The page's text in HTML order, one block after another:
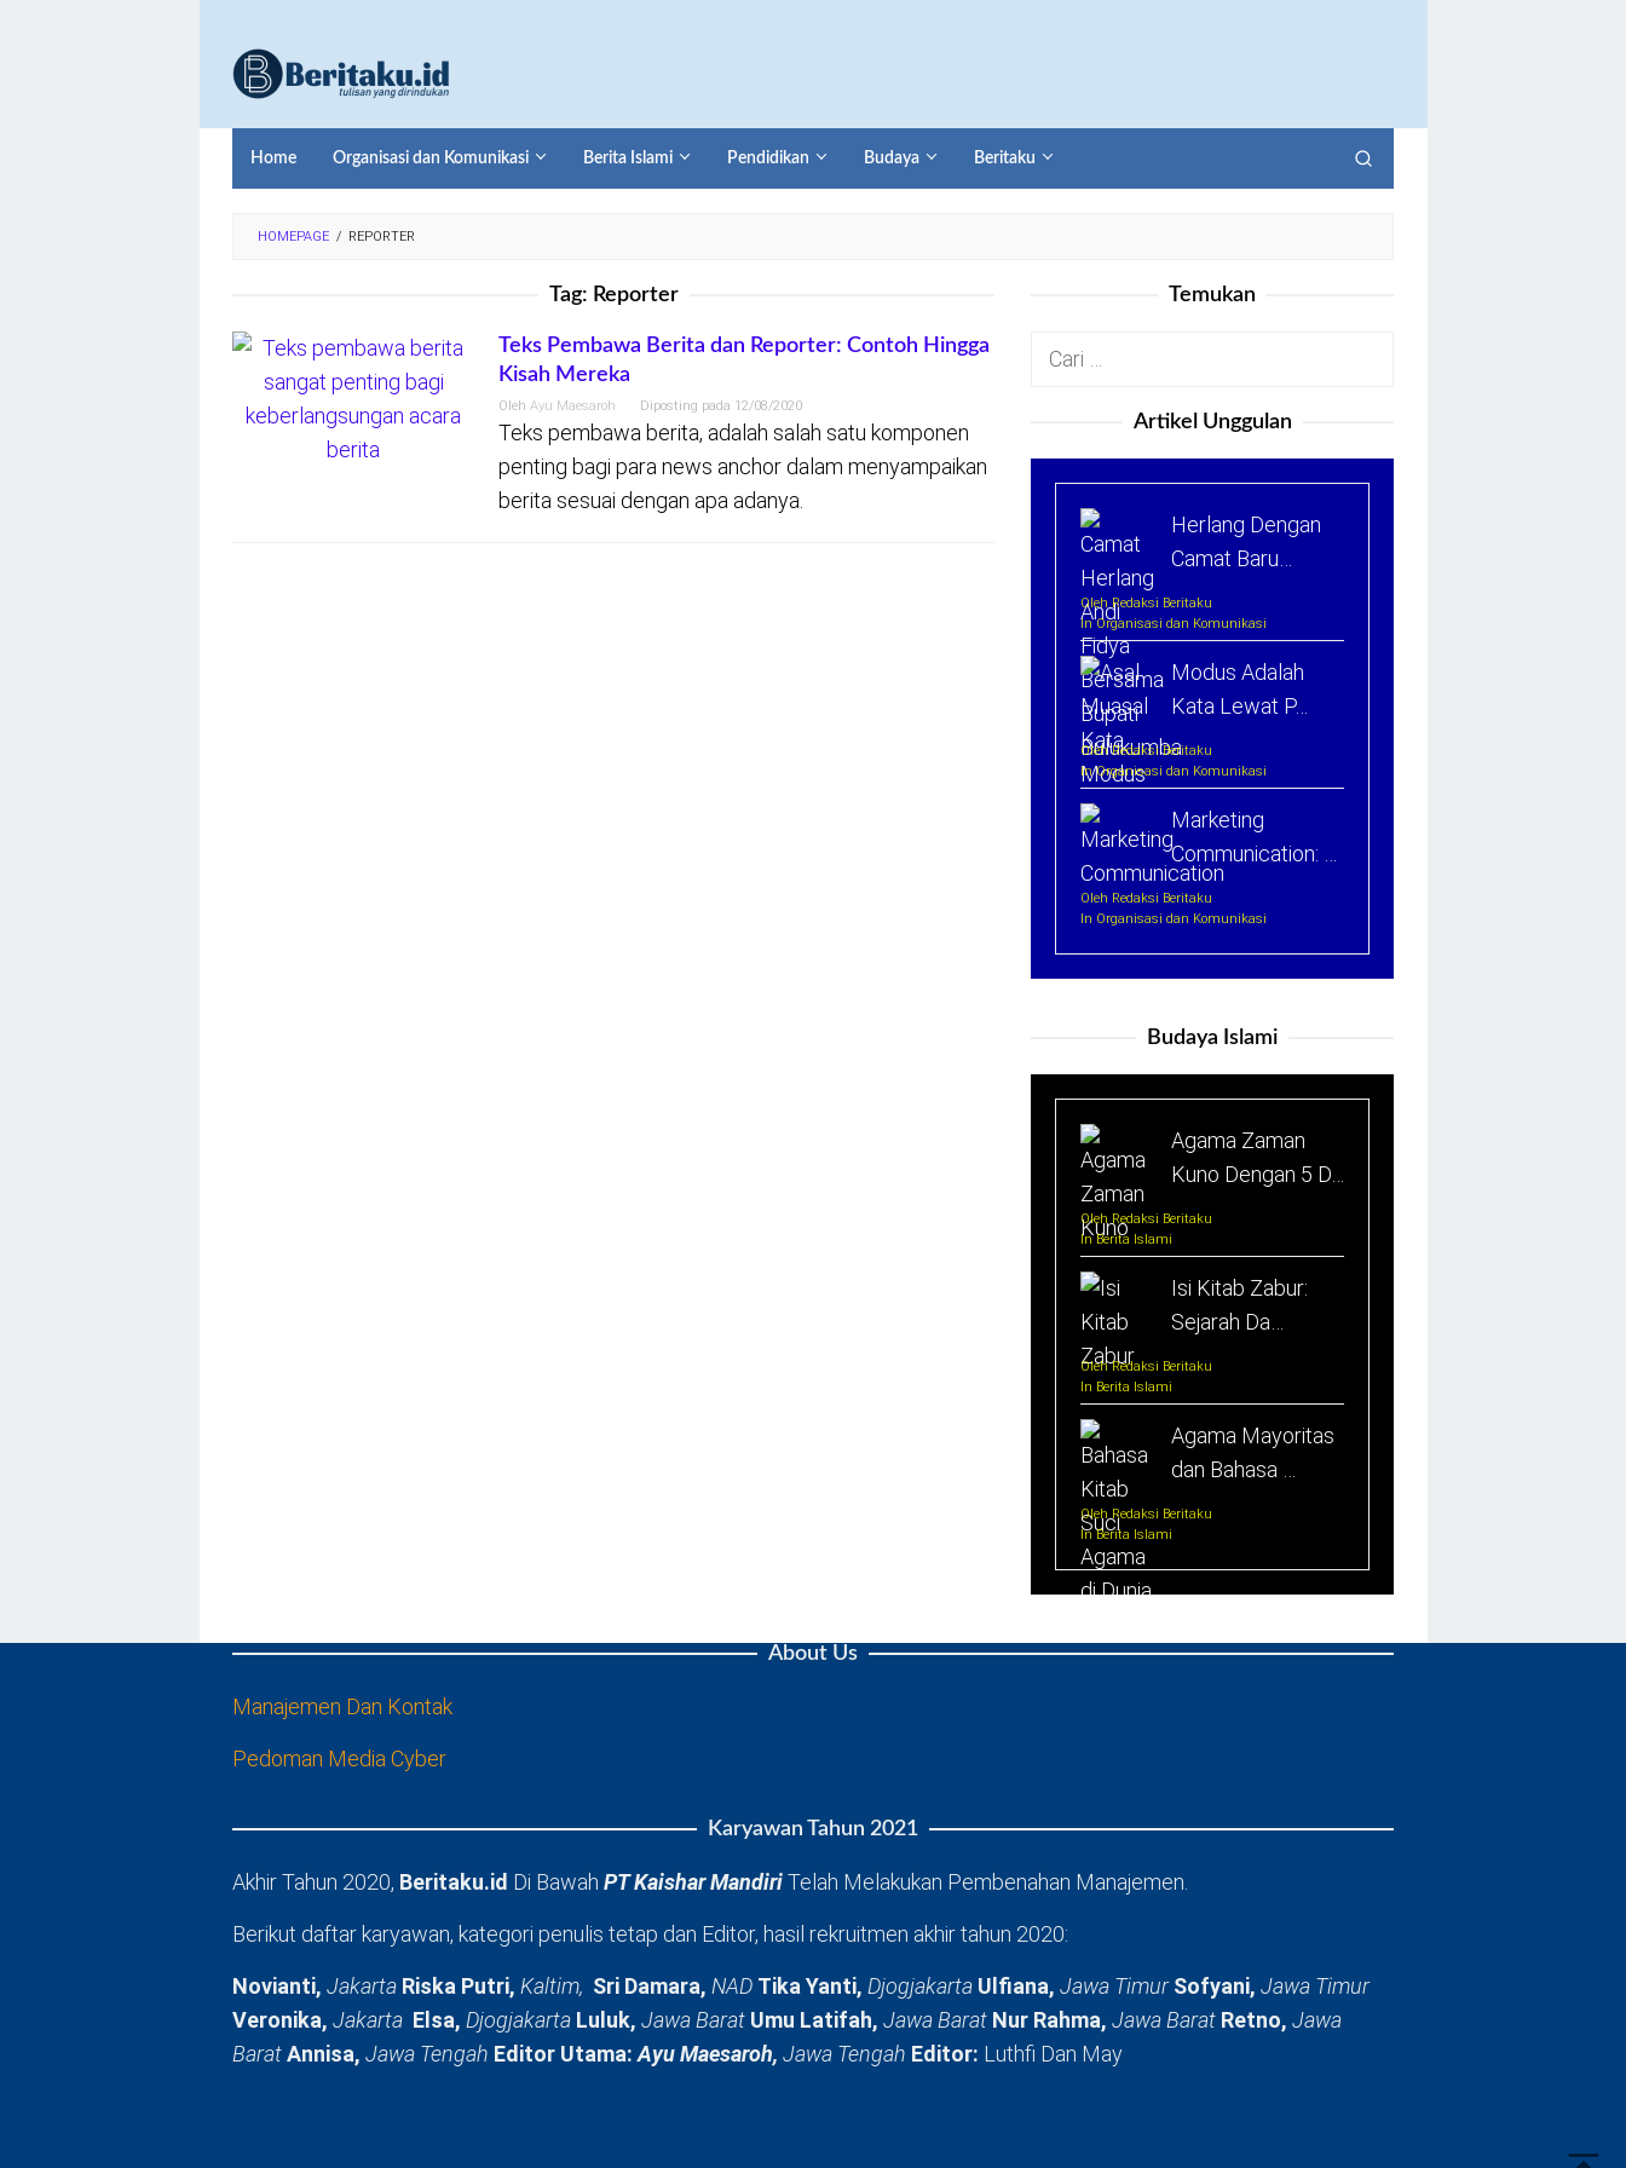
konten
Home Organisasi dan Komunikasi Berita Islami Pendidikan Budaya Beritaku
HOMEPAGE / REPORTER
Tag: Reporter
Teks Pembawa Berita dan Reporter: Contoh Hingga
Kisah Mereka
Oleh Ayu Maesaroh Diposting pada 12/08/2020
Teks pembawa berita, adalah salah satu komponen
penting bagi para news anchor dalam menyampaikan
berita sesuai dengan apa adanya.
Temukan
Cari
Artikel Unggulan
Herlang Dengan
Camat Baru…
Oleh Redaksi Beritaku
In Organisasi dan Komunikasi
Modus Adalah
Kata Lewat P…
Oleh Redaksi Beritaku
In Organisasi dan Komunikasi
Marketing
Communication: …
Oleh Redaksi Beritaku
In Organisasi dan Komunikasi
Budaya Islami
Agama Zaman
Kuno Dengan 5 D…
Oleh Redaksi Beritaku
In Berita Islami
Isi Kitab Zabur:
Sejarah Da…
Oleh Redaksi Beritaku
In Berita Islami
Agama Mayoritas
dan Bahasa …
Oleh Redaksi Beritaku
In Berita Islami
About Us
Manajemen Dan Kontak
Pedoman Media Cyber
Karyawan Tahun 2021
Akhir Tahun 2020, Beritaku.id Di Bawah PT Kaishar MandiriTelah Melakukan Pembenahan Manajemen.
Berikut daftar karyawan, kategori penulis tetap dan Editor, hasil rekruitmen akhir tahun 2020:
Novianti, Jakarta Riska Putri, Kaltim, Sri Damara, NAD Tika Yanti, Djogjakarta Ulfiana, Jawa TimurSofyani, Jawa Timur
Veronika, Jakarta Elsa, Djogjakarta Luluk, Jawa Barat Umu Latifah, Jawa Barat Nur Rahma, Jawa Barat Retno, Jawa
BaratAnnisa, Jawa Tengah Editor Utama:Ayu Maesaroh, Jawa Tengah Editor: Luthfi Dan May